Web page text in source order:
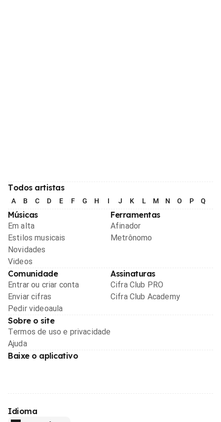
Todos artistas
A B C D E F G H I J K L M N O P Q
Músicas
Em alta
Estilos musicais
Novidades
Videos
Ferramentas
Afinador
Metrônomo
Comunidade
Entrar ou criar conta
Enviar cifras
Pedir videoaula
Assinaturas
Cifra Club PRO
Cifra Club Academy
Sobre o site
Termos de uso e privacidade
Ajuda
Baixe o aplicativo
Idioma